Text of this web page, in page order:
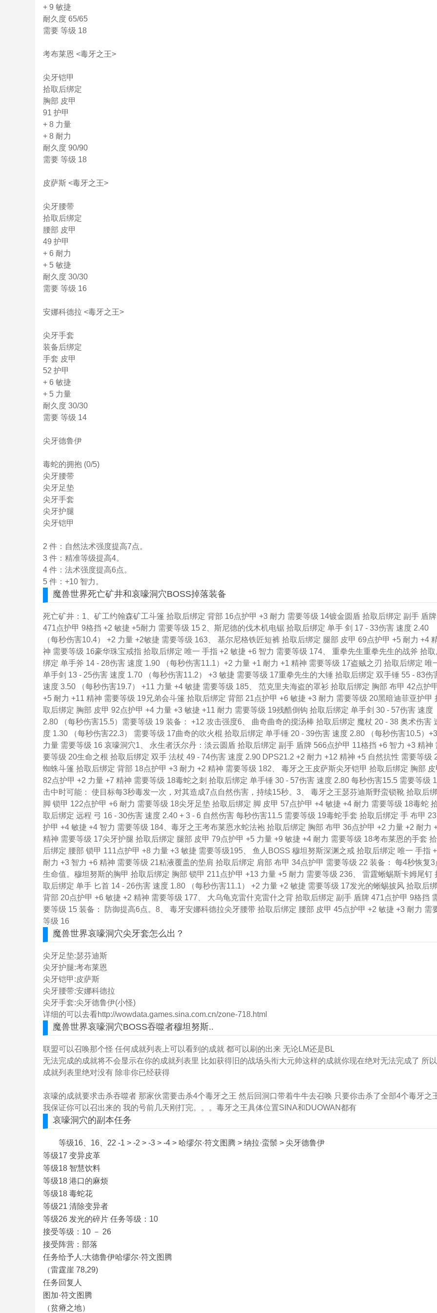
+ 9 敏捷
耐久度 65/65
需要 等级 18
考布莱恩 <毒牙之王>
尖牙铠甲
拾取后绑定
胸部 皮甲
91 护甲
+ 8 力量
+ 8 耐力
耐久度 90/90
需要 等级 18
皮萨斯 <毒牙之王>
尖牙腰带
拾取后绑定
腰部 皮甲
49 护甲
+ 6 耐力
+ 5 敏捷
耐久度 30/30
需要 等级 16
安娜科德拉 <毒牙之王>
尖牙手套
装备后绑定
手套 皮甲
52 护甲
+ 6 敏捷
+ 5 力量
耐久度 30/30
需要 等级 14
尖牙德鲁伊
毒蛇的拥抱 (0/5)
尖牙腰带
尖牙足垫
尖牙手套
尖牙护腿
尖牙铠甲
2 件：自然法术强度提高7点。
3 件：精准等级提高4。
4 件：法术强度提高6点。
5 件：+10 智力。
魔兽世界死亡矿井和哀嚎洞穴BOSS掉落装备
死亡矿井：1、矿工约翰森矿工斗篷 拾取后绑定 背部 16点护甲 +3 耐力 需要等级 14镀金圆盾 拾取后绑定 副手 盾牌
471点护甲 9格挡 +2 敏捷 +5耐力 需要等级 15 2、斯尼德的伐木机电锯 拾取后绑定 单手 剑 17 - 33伤害 速度 2.40
（每秒伤害10.4） +2 力量 +2敏捷 需要等级 163、 基尔尼格铁匠短裤 拾取后绑定 腿部 皮甲 69点护甲 +5 耐力 +4
神 需要等级 16豪华珠宝戒指 拾取后绑定 唯一 手指 +2 敏捷 +6 智力 需要等级 174、 重拳先生重拳先生的战斧 拾取
绑定 单手斧 14 - 28伤害 速度 1.90 （每秒伤害11.1）+2 力量 +1 耐力 +1 精神 需要等级 17盗贼之刃 拾取后绑定 唯
单手剑 13 - 25伤害 速度 1.70 （每秒伤害11.2） +3 敏捷 需要等级 17重拳先生的大锤 拾取后绑定 双手锤 55 - 83伤
速度 3.50 （每秒伤害19.7） +11 力量 +4 敏捷 需要等级 185、 范克里夫海盗的罩衫 拾取后绑定 胸部 布甲 42点护
+5 耐力 +11 精神 需要等级 19兄弟会斗篷 拾取后绑定 背部 21点护甲 +6 敏捷 +3 耐力 需要等级 20黑暗迪菲亚护甲
取后绑定 胸部 皮甲 92点护甲 +4 力量 +3 敏捷 +11 耐力 需要等级 19残酷倒钩 拾取后绑定 单手剑 30 - 57伤害 速度
2.80 （每秒伤害15.5）需要等级 19 装备： +12 攻击强度6、 曲奇曲奇的搅汤棒 拾取后绑定 魔杖 20 - 38 奥术伤害
度 1.30 （每秒伤害22.3） 需要等级 17曲奇的吹火棍 拾取后绑定 单手锤 20 - 39伤害 速度 2.80 （每秒伤害10.5）+3
力量 需要等级 16 哀嚎洞穴1、 永生者沃尔丹：淡云圆盾 拾取后绑定 副手 盾牌 566点护甲 11格挡 +6 智力 +3 精神
要等级 20生命之根 拾取后绑定 双手 法杖 49 - 74伤害 速度 2.90 DPS21.2 +2 耐力 +12 精神 +5 自然抗性 需要等级
蜘蛛斗篷 拾取后绑定 背部 18点护甲 +3 耐力 +2 精神 需要等级 182、 毒牙之王皮萨斯尖牙铠甲 拾取后绑定 胸部 皮
82点护甲 +2 力量 +7 精神 需要等级 18毒蛇之刺 拾取后绑定 单手锤 30 - 57伤害 速度 2.80 每秒伤害15.5 需要等级
击中时可能： 使目标每3秒毒发一次，对其造成7点自然伤害，持续15秒。3、 毒牙之王瑟芬迪斯野蛮锁靴 拾取后
脚 锁甲 122点护甲 +6 耐力 需要等级 18尖牙足垫 拾取后绑定 脚 皮甲 57点护甲 +4 敏捷 +4 耐力 需要等级 18毒蛇
取后绑定 远程 弓 16 - 30伤害 速度 2.40 + 3 - 6 自然伤害 每秒伤害11.5 需要等级 19毒蛇手套 拾取后绑定 手 布甲
护甲 +4 敏捷 +4 智力 需要等级 184、毒牙之王考布莱恩水蛇法袍 拾取后绑定 胸部 布甲 36点护甲 +2 力量 +2 耐力
精神 需要等级 17尖牙护腿 拾取后绑定 腿部 皮甲 79点护甲 +5 力量 +9 敏捷 +4 耐力 需要等级 18考布莱恩的手套
后绑定 腰部 锁甲 111点护甲 +8 力量 +3 敏捷 需要等级195、 鱼人BOSS 穆坦努斯深渊之戒 拾取后绑定 唯一 手指
耐力 +3 智力 +6 精神 需要等级 21粘液覆盖的垫肩 拾取后绑定 肩部 布甲 34点护甲 需要等级 22 装备： 每4秒恢复3
生命值。穆坦努斯的胸甲 拾取后绑定 胸部 锁甲 211点护甲 +13 力量 +5 耐力 需要等级 236、 雷霆蜥蜴斯卡姆尾钉
取后绑定 单手 匕首 14 - 26伤害 速度 1.80 （每秒伤害11.1） +2 力量 +2 敏捷 需要等级 17发光的蜥蜴披风 拾取后
背部 20点护甲 +6 敏捷 +2 精神 需要等级 177、 大乌龟克雷什克雷什之背 拾取后绑定 副手 盾牌 471点护甲 9格挡
要等级 15 装备： 防御提高6点。8、 毒牙安娜科德拉尖牙腰带 拾取后绑定 腰部 皮甲 45点护甲 +2 敏捷 +3 耐力 需
等级 16
魔兽世界哀嚎洞穴尖牙套怎么出？
尖牙足垫:瑟芬迪斯
尖牙护腿:考布莱恩
尖牙铠甲:皮萨斯
尖牙腰带:安娜科德拉
尖牙手套:尖牙德鲁伊(小怪)
详细的可以去看http://wowdata.games.sina.com.cn/zone-718.html
魔兽世界哀嚎洞穴BOSS吞噬者穆坦努斯..
联盟可以召唤那个怪 任何成就列表上可以看到的成就 都可以刷的出来 无论LM还是BL
无法完成的成就将不会显示在你的成就列表里 比如获得旧的战场头衔大元帅这样的成就你现在绝对无法完成了 所
成就列表里绝对没有 除非你已经获得
哀嚎的成就要求击杀吞噬者 那家伙需要击杀4个毒牙之王 然后回洞口带着牛牛去召唤 只要你击杀了全部4个毒牙之
我保证你可以召出来的 我的号前几天刚打完。。。毒牙之王具体位置SINA和DUOWAN都有
哀嚎洞穴的副本任务
等级16、16、22 -1 > -2 > -3 > -4 > 哈缪尔·符文图腾 > 纳拉·蛮鬃 > 尖牙德鲁伊
等级17 变异皮革
等级18 智慧饮料
等级18 港口的麻烦
等级18 毒蛇花
等级21 清除变异者
等级26 发光的碎片 任务等级：10
接受等级：10 － 26
接受阵营：部落
任务给予人:大德鲁伊哈缪尔·符文图腾
（雷霆崖 78,29)
任务回复人
图加·符文图腾
（贫瘠之地）